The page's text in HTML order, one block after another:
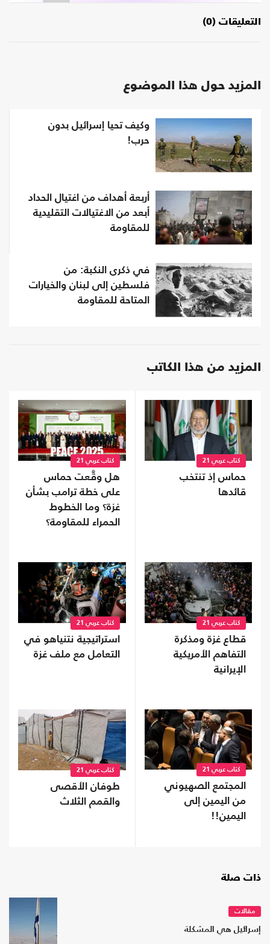
التعليقات (0)
المزيد حول هذا الموضوع
وكيف تحيا إسرائيل بدون
حرب!
أربعة أهداف من اغتيال الحداد
أبعد من الاغتيالات التقليدية
للمقاومة
في ذكرى النكبة: من
فلسطين إلى لبنان والخيارات
المتاحة للمقاومة
المزيد من هذا الكاتب
كتاب عربي 21
حماس إذ تنتخب
قائدها
كتاب عربي 21
هل وقَّعت حماس
على خطة ترامب بشأن
غزة؟ وما الخطوط
الحمراء للمقاومة؟
كتاب عربي 21
قطاع غزة ومذكرة
التفاهم الأمريكية
الإيرانية
كتاب عربي 21
استراتيجية نتنياهو في
التعامل مع ملف غزة
كتاب عربي 21
المجتمع الصهيوني
من اليمين إلى
اليمين!!
كتاب عربي 21
طوفان الأقصى
والقمم الثلاث
ذات صلة
مقالات
إسرائيل هي المشكلة